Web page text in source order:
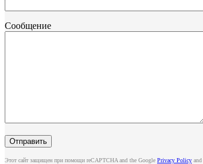
Сообщение
Этот сайт защищен при помощи reCAPTCHA and the Google Privacy Policy and